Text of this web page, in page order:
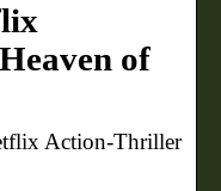
of
Action-Thriller